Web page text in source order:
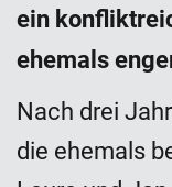
ein
ehemals
Nach drei
die ehemals